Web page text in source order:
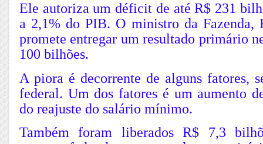
Ele autoriza um déficit de até R$ 231
a 2,1% do PIB. O ministro da Fazenda,
promete entregar um resultado primário
100 bilhões.
A piora é decorrente de alguns fatores,
federal. Um dos fatores é um aumento
do reajuste do salário mínimo.
Também foram liberados R$ 7,3